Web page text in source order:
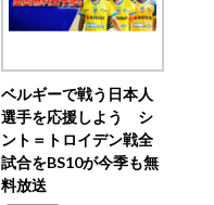
ベルギーで戦う日本人
選手を応援しよう シ
ント＝トロイデン戦全
試合をBS10が今季も無
料放送